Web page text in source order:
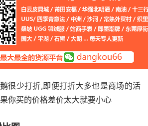
很少打折,即便打折大多也是商场的活
你买的价格差价太大就要小心